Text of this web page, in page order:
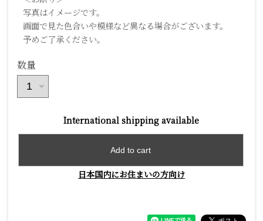
写真はイメージです。
画面で見た色合いや模様など異なる場合がございます。
予めご了承ください。
数量
International shipping available
Add to cart
日本国内にお住まいの方向け